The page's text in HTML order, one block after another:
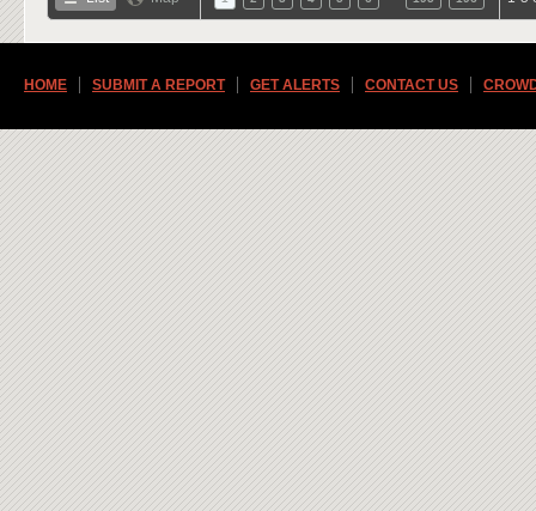
HOME SUBMIT A REPORT GET ALERTS CONTACT US